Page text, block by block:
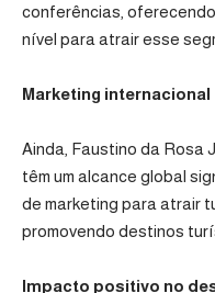
conferências,
nível para atrair esse
Marketing internacional
Ainda, Faustino da Rosa
têm um alcance global
de marketing para atrair
promovendo destinos
Impacto positivo no